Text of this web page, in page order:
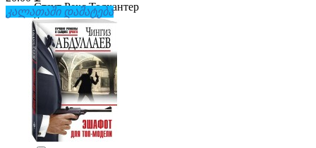
Стаут Рекс Тодхантер
0
Стив Уотсон
0
Стивен Кинг
0
Стиг Ларссон
0
კალათაში დამატება